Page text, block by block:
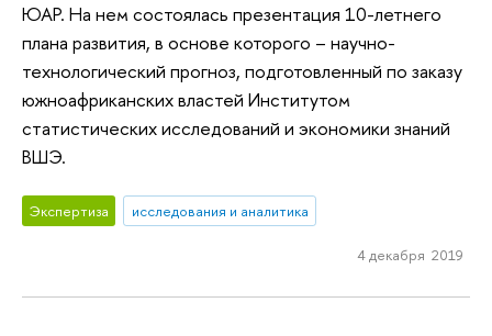
ЮАР. На нем состоялась презентация 10-летнего
плана развития, в основе которого – научно-
технологический прогноз, подготовленный по заказу
южноафриканских властей Институтом
статистических исследований и экономики знаний
ВШЭ.
Экспертиза исследования и аналитика
4 декабря 2019